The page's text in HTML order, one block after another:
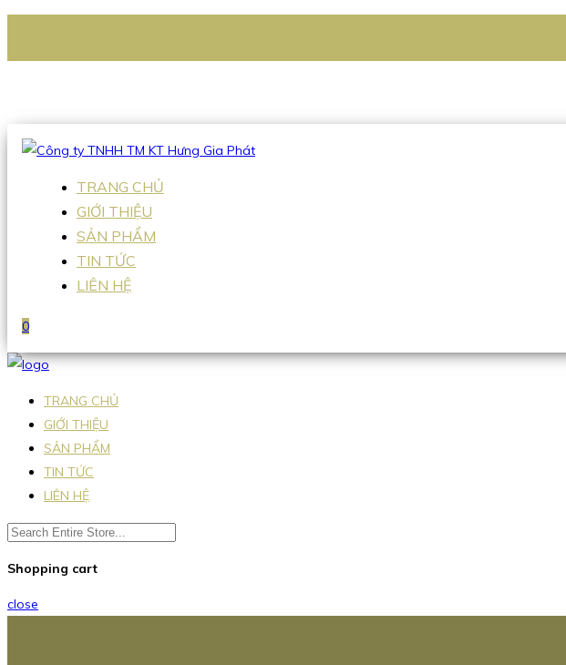
Hotline:0938 336 079
TRANG CHỦ
GIỚI THIỆU
SẢN PHẨM
TIN TỨC
LIÊN HỆ
0
TRANG CHỦ
GIỚI THIỆU
SẢN PHẨM
TIN TỨC
LIÊN HỆ
Shopping cart
close